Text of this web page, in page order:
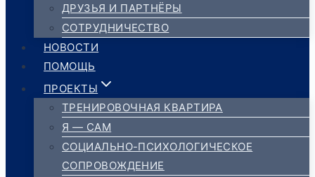
ДРУЗЬЯ И ПАРТНЁРЫ
СОТРУДНИЧЕСТВО
НОВОСТИ
ПОМОЩЬ
ПРОЕКТЫ
ТРЕНИРОВОЧНАЯ КВАРТИРА
Я — САМ
СОЦИАЛЬНО-ПСИХОЛОГИЧЕСКОЕ
СОПРОВОЖДЕНИЕ